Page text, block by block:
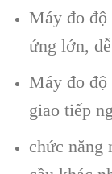
Máy đo độ
ứng lớn,
Máy đo độ
giao tiếp
chức năng